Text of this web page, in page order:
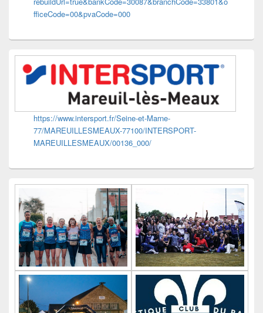
fficeCode=00&pvaCode=000
https://www.intersport.fr/Seine-et-Marne-
77/MAREUILLESMEAUX-77100/INTERSPORT-
MAREUILLESMEAUX/00136_000/